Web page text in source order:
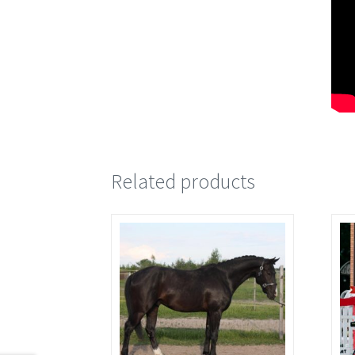
Related products